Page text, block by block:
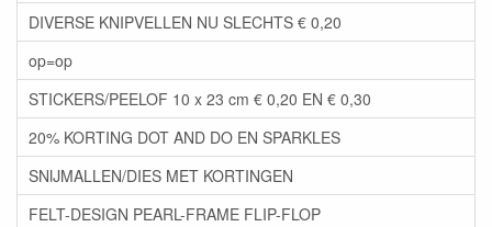
DIVERSE KNIPVELLEN NU SLECHTS € 0,20
op=op
STICKERS/PEELOF 10 x 23 cm € 0,20 EN € 0,30
20% KORTING DOT AND DO EN SPARKLES
SNIJMALLEN/DIES MET KORTINGEN
FELT-DESIGN PEARL-FRAME FLIP-FLOP